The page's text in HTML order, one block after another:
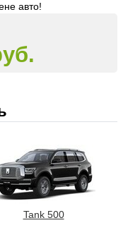
авто!
Tank 500